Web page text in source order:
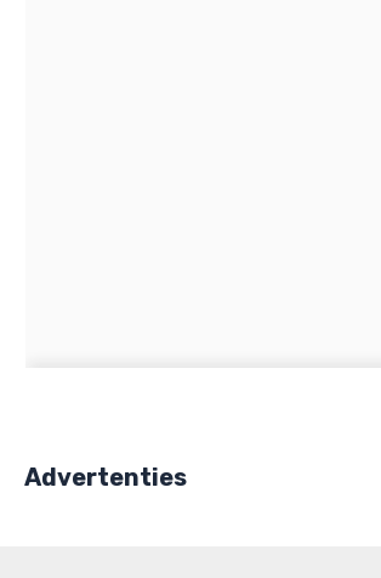
Advertenties